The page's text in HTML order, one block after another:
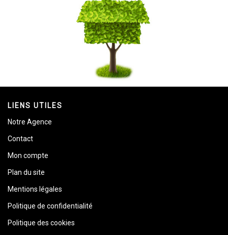
LIENS UTILES
Notre Agence
Contact
Mon compte
Plan du site
Mentions légales
Politique de confidentialité
Politique des cookies